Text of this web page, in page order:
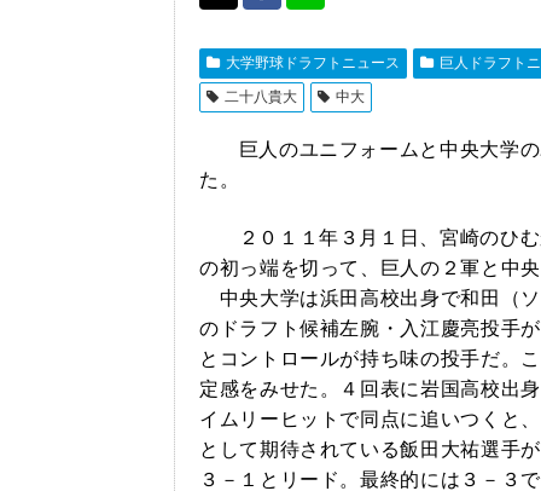
大学野球ドラフトニュース
巨人ドラフト
二十八貴大
中大
巨人のユニフォームと中央大学
た。
２０１１年３月１日、宮崎のひ
の初っ端を切って、巨人の２軍と中
中央大学は浜田高校出身で和田（
のドラフト候補左腕・入江慶亮投手
とコントロールが持ち味の投手だ。
定感をみせた。４回表に岩国高校出
イムリーヒットで同点に追いつくと
として期待されている飯田大祐選手
３－１とリード。最終的には３－３